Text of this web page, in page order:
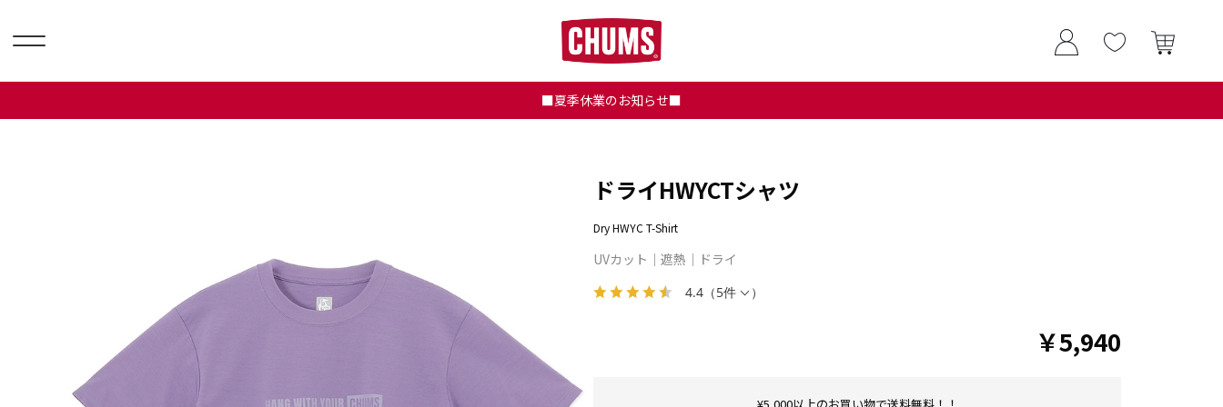
■夏季休業のお知らせ■
4.4 （5件 ）
ドライHWYCTシャツ
Dry HWYC T-Shirt
UVカット 遮熱 ドライ
￥5,940